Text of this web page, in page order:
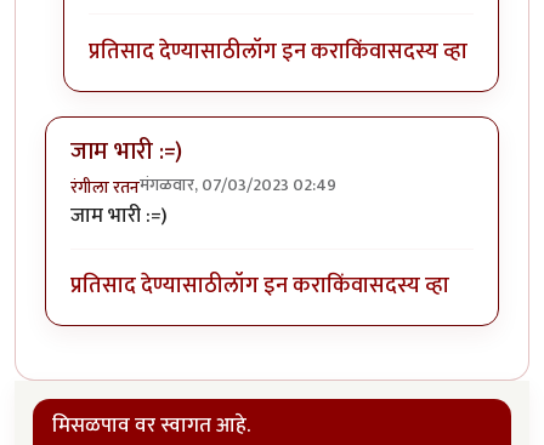
प्रतिसाद देण्यासाठीलॉग इन कराकिंवासदस्य व्हा
जाम भारी :=)
रंगीला रतनमंगळवार, 07/03/2023 02:49
जाम भारी :=)
प्रतिसाद देण्यासाठीलॉग इन कराकिंवासदस्य व्हा
मिसळपाव वर स्वागत आहे.